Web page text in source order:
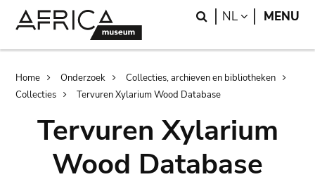
Search
NL LANGUAGE
MENU
Breadcrumb
Home Onderzoek
Collecties, archieven en bibliotheken
Collecties
Tervuren Xylarium Wood Database
Tervuren Xylarium
Wood Database